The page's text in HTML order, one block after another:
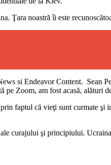
Ţara noastră îi este
si Endeavor Content. Sean
Zoom, am fost acasă, alături
faptul că vieţi sunt curmate
curajului şi principiului.